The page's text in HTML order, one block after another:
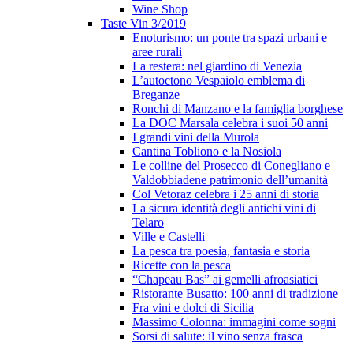
Wine Shop
Taste Vin 3/2019
Enoturismo: un ponte tra spazi urbani e
aree rurali
La restera: nel giardino di Venezia
L’autoctono Vespaiolo emblema di
Breganze
Ronchi di Manzano e la famiglia borghese
La DOC Marsala celebra i suoi 50 anni
I grandi vini della Murola
Cantina Tobliono e la Nosiola
Le colline del Prosecco di Conegliano e
Valdobbiadene patrimonio dell’umanità
Col Vetoraz celebra i 25 anni di storia
La sicura identità degli antichi vini di
Telaro
Ville e Castelli
La pesca tra poesia, fantasia e storia
Ricette con la pesca
“Chapeau Bas” ai gemelli afroasiatici
Ristorante Busatto: 100 anni di tradizione
Fra vini e dolci di Sicilia
Massimo Colonna: immagini come sogni
Sorsi di salute: il vino senza frasca